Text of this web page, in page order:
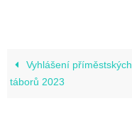
Vyhlášení příměstských
táborů 2023